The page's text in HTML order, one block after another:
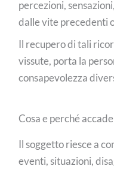
percezioni,
dalle vite precedenti
Il recupero di tali
vissute, porta la
consapevolezza
Cosa e perché accade
Il soggetto riesce a
eventi, situazioni,